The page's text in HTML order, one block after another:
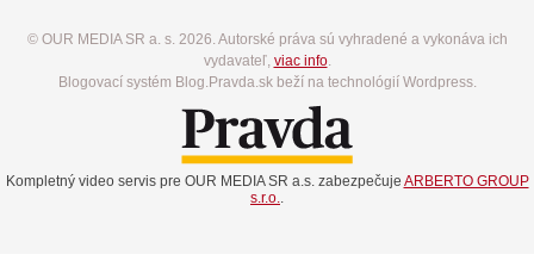
© OUR MEDIA SR a. s. 2026. Autorské práva sú vyhradené a vykonáva ich
vydavateľ, viac info.
Blogovací systém Blog.Pravda.sk beží na technológií Wordpress.
Kompletný video servis pre OUR MEDIA SR a.s. zabezpečuje ARBERTO GROUP
s.r.o..